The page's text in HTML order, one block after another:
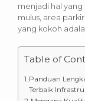
menjadi hal
mulus, area
yang kokoh
Table of
Panduan
Terbaik